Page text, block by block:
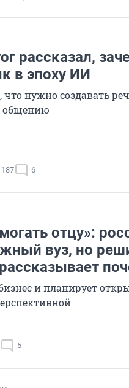
рассказал,
в эпоху ИИ
нужно создавать
общению
187 6
отцу»:
вуз, но
и планирует
5